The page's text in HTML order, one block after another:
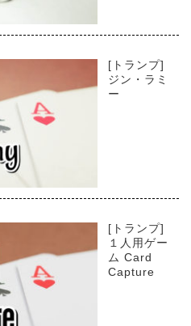
[トランプ]
ジン・ラミ
ー
[トランプ]
１人用ゲー
ム Card
Capture